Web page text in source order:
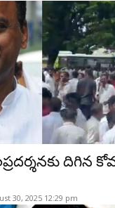
దిగిన
30, 2025 12:29 pm